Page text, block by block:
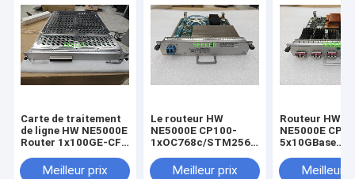
Carte de traitement
de ligne HW NE5000E
Router 1x100GE-CFP
CR5D00E1NC60
Meilleur prix
Le routeur HW
NE5000E CP100-
1xOC768c/STM256c
CR5D00P1MZ60
Meilleur prix
Routeur HW
NE5000E
5x10GBase
03030MCX
Meilleur